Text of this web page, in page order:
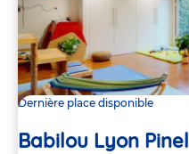
Dernière place disponible
Babilou Lyon Pinel